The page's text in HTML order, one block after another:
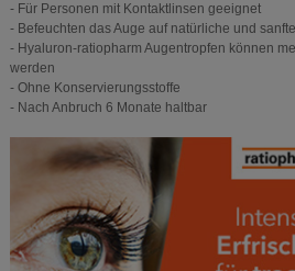
- Für Personen mit Kontaktlinsen geeignet
- Befeuchten das Auge auf natürliche und
- Hyaluron-ratiopharm Augentropfen können
werden
- Ohne Konservierungsstoffe
- Nach Anbruch 6 Monate haltbar